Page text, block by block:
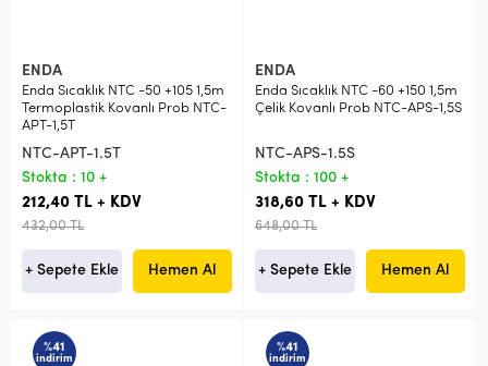
ENDA
Enda Sıcaklık NTC -50 +105 1,5m
Termoplastik Kovanlı Prob NTC-
APT-1,5T
NTC-APT-1.5T
Stokta : 10 +
212,40 TL + KDV
432,00 TL
+ Sepete Ekle Hemen Al
ENDA
Enda Sıcaklık NTC -60 +150 1,5m
Çelik Kovanlı Prob NTC-APS-1,5S
NTC-APS-1.5S
Stokta : 100 +
318,60 TL + KDV
648,00 TL
+ Sepete Ekle Hemen Al
%41
indirim
%41
indirim